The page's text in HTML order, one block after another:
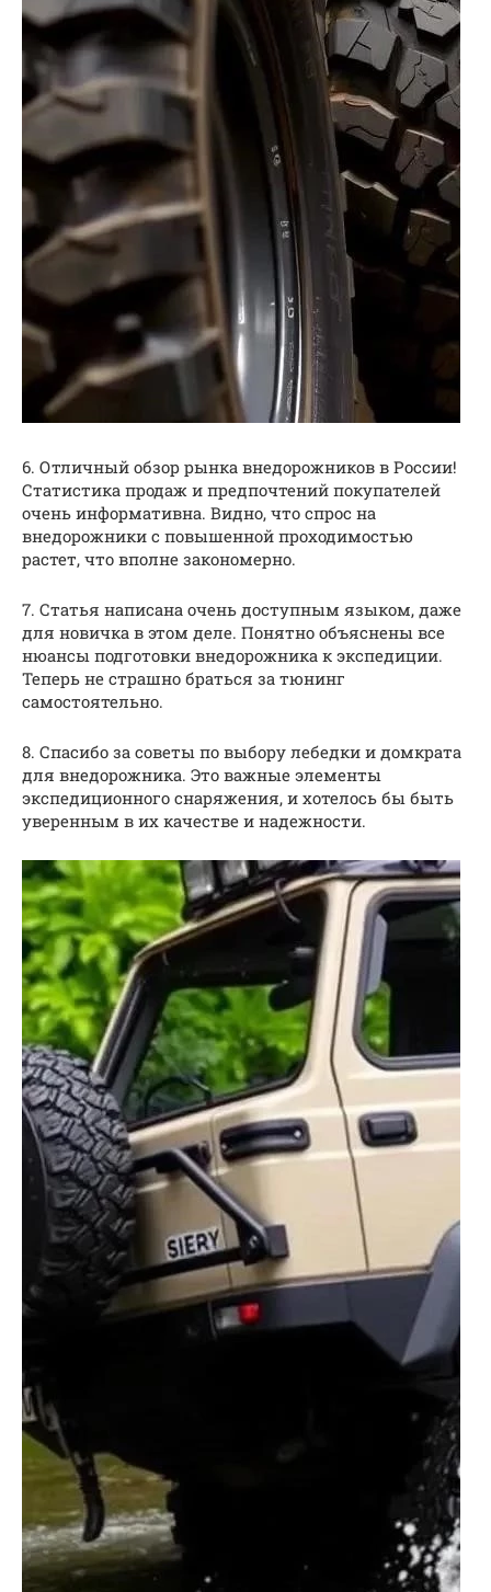
6. Отличный обзор рынка внедорожников в России!
Статистика продаж и предпочтений покупателей
очень информативна. Видно, что спрос на
внедорожники с повышенной проходимостью
растет, что вполне закономерно.
7. Статья написана очень доступным языком, даже
для новичка в этом деле. Понятно объяснены все
нюансы подготовки внедорожника к экспедиции.
Теперь не страшно браться за тюнинг
самостоятельно.
8. Спасибо за советы по выбору лебедки и домкрата
для внедорожника. Это важные элементы
экспедиционного снаряжения, и хотелось бы быть
уверенным в их качестве и надежности.